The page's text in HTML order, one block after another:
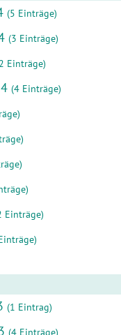
(5 Einträge)
(3 Einträge)
Einträge)
(4 Einträge)
Einträge)
(1 Eintrag)